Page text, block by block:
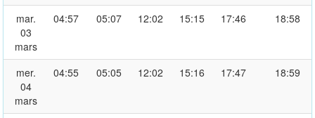
mar.
03
mars
04:57 05:07 12:02 15:15 17:46 18:58
mer.
04
mars
04:55 05:05 12:02 15:16 17:47 18:59